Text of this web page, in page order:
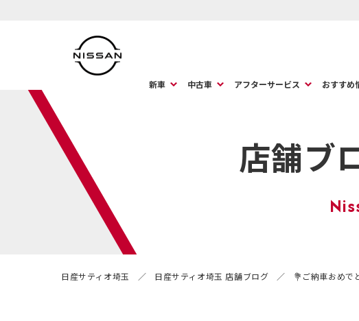
新車 中古車 アフターサービス おすすめ
店舗ブ
日産サティオ埼玉 日産サティオ埼玉 店舗ブログ 💐ご納車おめで